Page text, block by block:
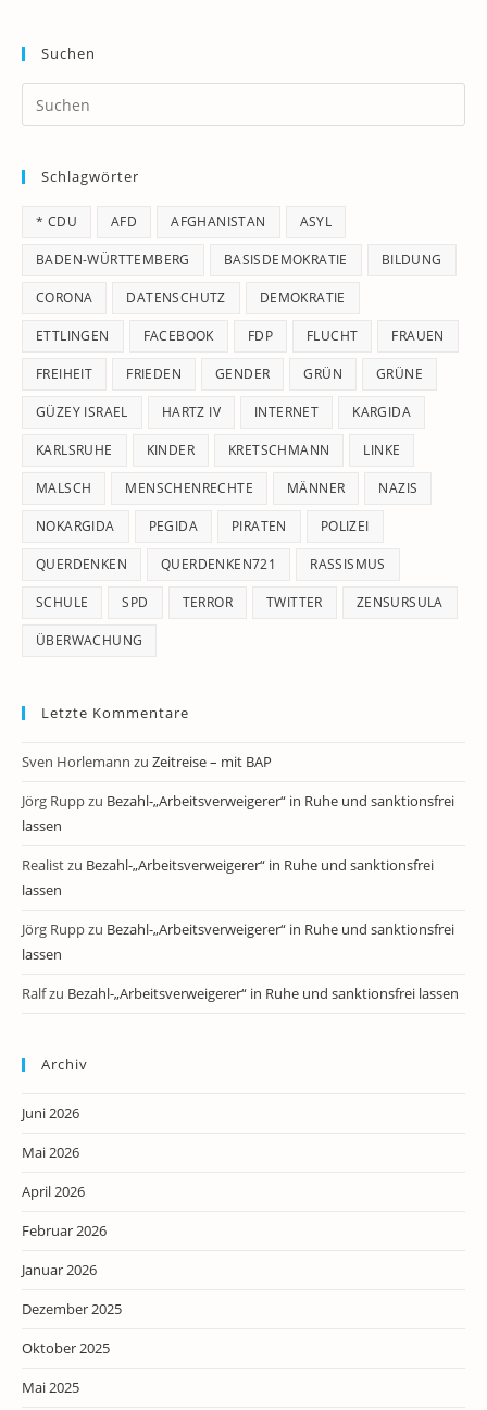
Suchen
Schlagwörter
* CDU AFD AFGHANISTAN ASYL
BADEN-WÜRTTEMBERG BASISDEMOKRATIE BILDUNG
CORONA DATENSCHUTZ DEMOKRATIE
ETTLINGEN FACEBOOK FDP FLUCHT FRAUEN
FREIHEIT FRIEDEN GENDER GRÜN GRÜNE
GÜZEY ISRAEL HARTZ IV INTERNET KARGIDA
KARLSRUHE KINDER KRETSCHMANN LINKE
MALSCH MENSCHENRECHTE MÄNNER NAZIS
NOKARGIDA PEGIDA PIRATEN POLIZEI
QUERDENKEN QUERDENKEN721 RASSISMUS
SCHULE SPD TERROR TWITTER ZENSURSULA
ÜBERWACHUNG
Letzte Kommentare
Sven Horlemann zu Zeitreise – mit BAP
Jörg Ruppzu Bezahl-„Arbeitsverweigerer“ in Ruhe und sanktionsfrei
lassen
Realistzu Bezahl-„Arbeitsverweigerer“ in Ruhe und sanktionsfrei
lassen
Jörg Ruppzu Bezahl-„Arbeitsverweigerer“ in Ruhe und sanktionsfrei
lassen
Ralfzu Bezahl-„Arbeitsverweigerer“ in Ruhe und sanktionsfrei lassen
Archiv
Juni 2026
Mai 2026
April 2026
Februar 2026
Januar 2026
Dezember 2025
Oktober 2025
Mai 2025